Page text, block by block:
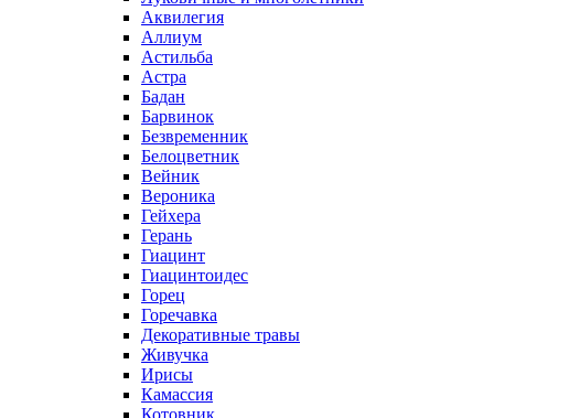
Аквилегия
Аллиум
Астильба
Астра
Бадан
Барвинок
Безвременник
Белоцветник
Вейник
Вероника
Гейхера
Герань
Гиацинт
Гиацинтоидес
Горец
Горечавка
Декоративные травы
Живучка
Ирисы
Камассия
Котовник